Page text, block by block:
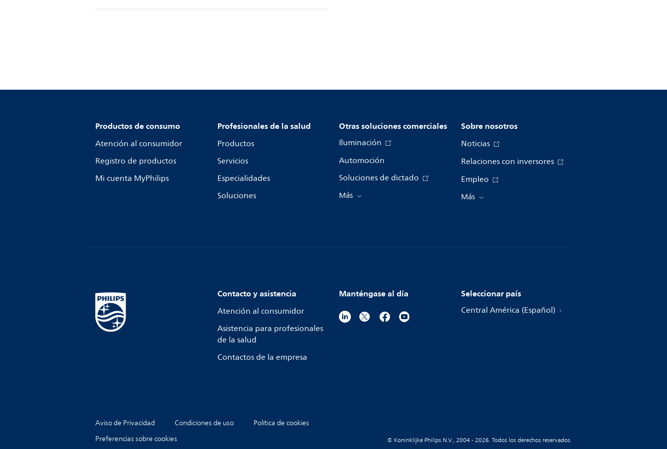
Productos de consumo
Atención al consumidor
Registro de productos
Mi cuenta MyPhilips
Profesionales de la salud
Productos
Servicios
Especialidades
Soluciones
Otras soluciones comerciales
Iluminación
Automoción
Soluciones de dictado
Más
Sobre nosotros
Noticias
Relaciones con inversores
Empleo
Más
Contacto y asistencia
Atención al consumidor
Asistencia para profesionales
de la salud
Contactos de la empresa
Manténgase al día Seleccionar país
Central América (Español)
Aviso de Privacidad Condiciones de uso
Política de cookies
Preferencias sobre cookies
© Koninklijke Philips N.V., 2004 - 2026. Todos los derechos reservados.